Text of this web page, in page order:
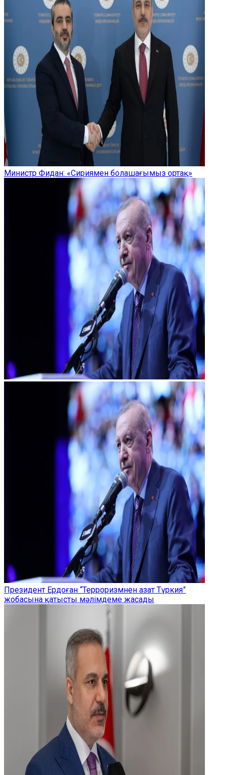
Министр Фидан: «Сириямен болашағымыз ортақ»
Президент Ердоған “Терроризмнен азат Түркия”
жобасына қатысты мәлімдеме жасады